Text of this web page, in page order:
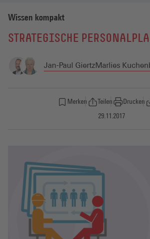
Wissen kompakt
STRATEGISCHE
Jan-Paul GiertzMarlies
Merken Teilen Drucken
29.11.2017